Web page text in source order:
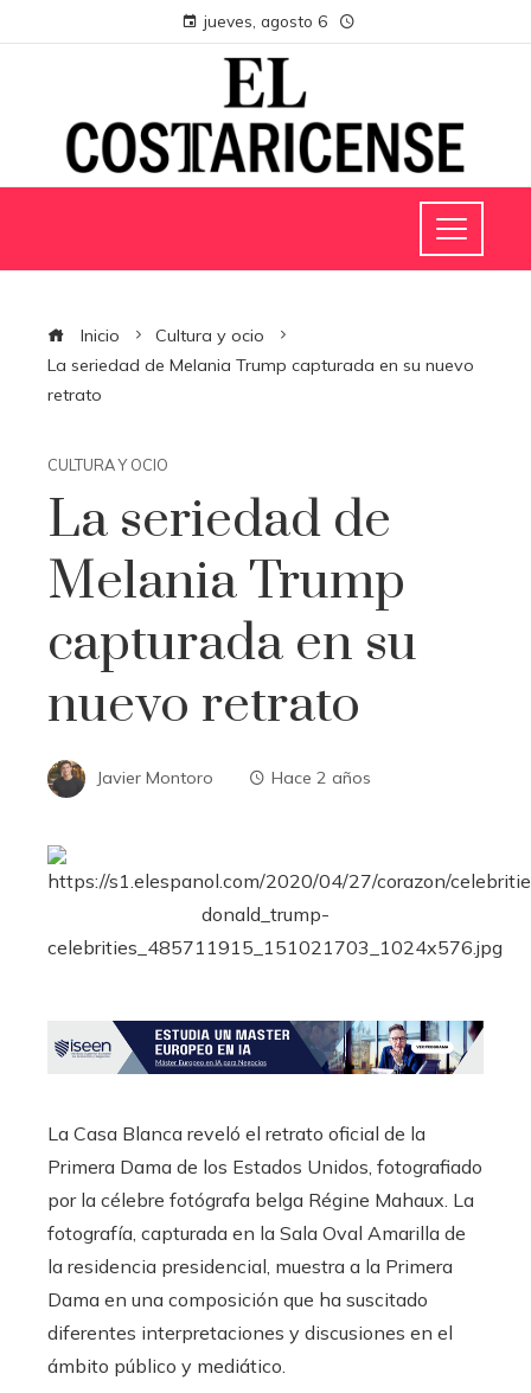
jueves, agosto 6
Inicio
Cultura y ocio
La seriedad de Melania Trump capturada en su nuevo
retrato
CULTURA Y OCIO
La seriedad de
Melania Trump
capturada en su
nuevo retrato
Javier Montoro Hace 2 años
La Casa Blanca reveló el retrato oficial de la
Primera Dama de los Estados Unidos, fotografiado
por la célebre fotógrafa belga Régine Mahaux. La
fotografía, capturada en la Sala Oval Amarilla de
la residencia presidencial, muestra a la Primera
Dama en una composición que ha suscitado
diferentes interpretaciones y discusiones en el
ámbito público y mediático.